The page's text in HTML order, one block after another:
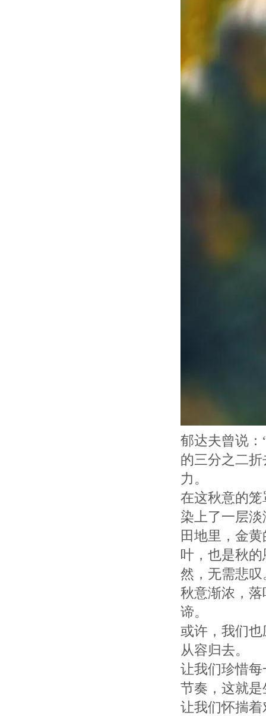
郁达夫曾说
的三分之二
力。
在这秋意的
染上了一层
田地里，金
叶，也是秋
然，无需悲叹
秋意渐浓，
谛。
或许，我们
从容归去。
让我们珍惜
节奏，这就
让我们怀揣